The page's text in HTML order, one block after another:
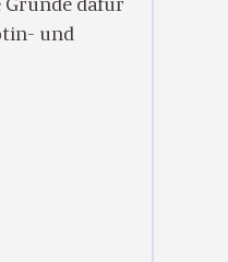
Gründe dafür
und